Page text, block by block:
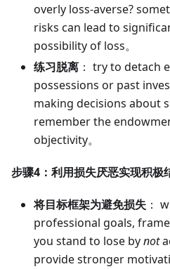
overly loss-averse?
risks can lead to
possibility of loss。
练习脱离 ： try to detach
possessions or past
making decisions about
remember the
objectivity。
步骤4：利用损失厌恶实现积极
将目标框架为避免损失 ：
professional goals,
you stand to lose bynot
provide stronger